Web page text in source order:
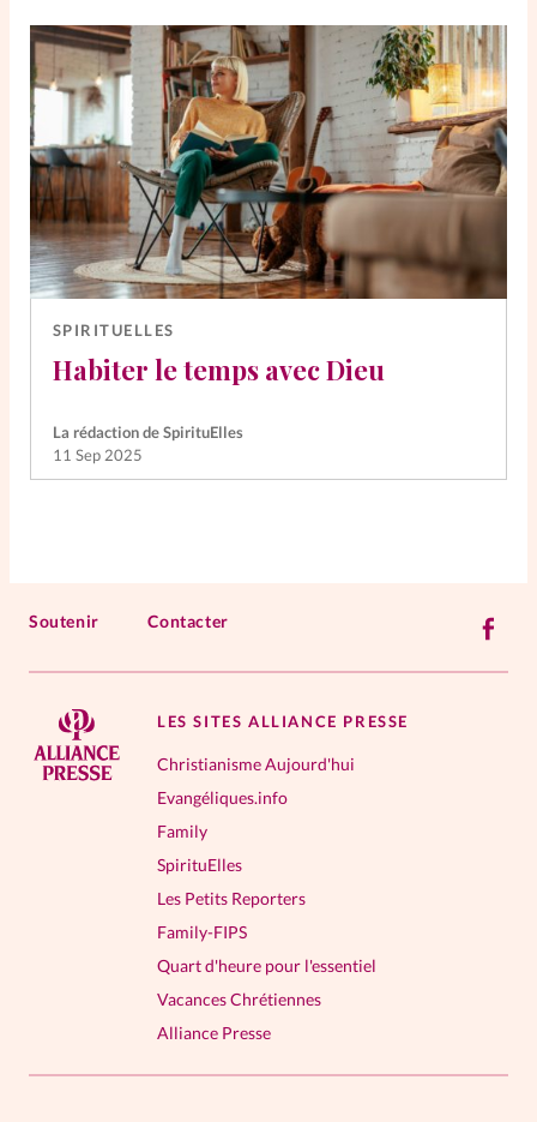
SPIRITUELLES
Habiter le temps avec Dieu
La rédaction de SpirituElles
11 Sep 2025
Soutenir Contacter
LES SITES ALLIANCE PRESSE
Christianisme Aujourd'hui
Evangéliques.info
Family
SpirituElles
Les Petits Reporters
Family-FIPS
Quart d'heure pour l'essentiel
Vacances Chrétiennes
Alliance Presse